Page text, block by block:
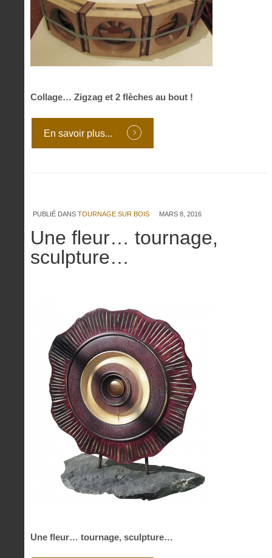
Collage… Zigzag et 2 flèches au bout !
En savoir plus...
PUBLIÉ DANS TOURNAGE SUR BOIS MARS 8, 2016
Une fleur… tournage,
sculpture…
Une fleur… tournage, sculpture…